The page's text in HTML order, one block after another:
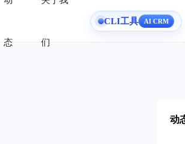
态 们
CLI工具 AI CRM
动